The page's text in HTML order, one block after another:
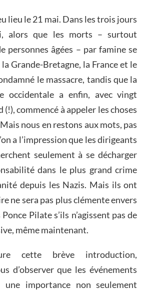
lieu le 21 mai. Dans les trois jours
alors que les morts – surtout
personnes âgées – par famine se
Grande-Bretagne, la France et le
le massacre, tandis que la
occidentale a enfin, avec vingt
(!), commencé à appeler les choses
nous en restons aux mots, pas
a l’impression que les dirigeants
seulement à se décharger
dans le plus grand crime
depuis les Nazis. Mais ils ont
ne sera pas plus clémente envers
Ponce Pilate s’ils n’agissent pas de
même maintenant.
cette brève introduction,
d’observer que les événements
importance non seulement